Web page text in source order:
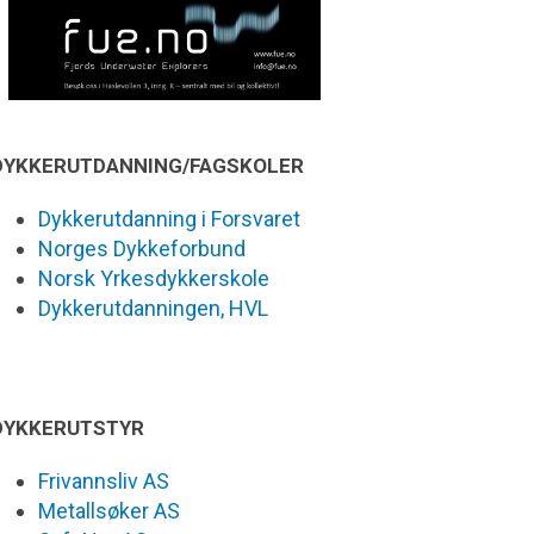
FAGSKOLER
Dykkerutdanning i Forsvaret
Norges Dykkeforbund
Norsk Yrkesdykkerskole
Dykkerutdanningen, HVL
Frivannsliv AS
Metallsøker AS